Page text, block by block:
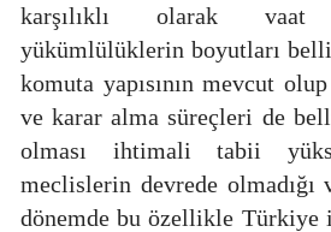
karşılıklı olarak
yükümlülüklerin boyutları
komuta yapısının mevcut
ve karar alma süreçleri de
olması ihtimali tabii
meclislerin devrede olmadığı
dönemde bu özellikle Türkiye